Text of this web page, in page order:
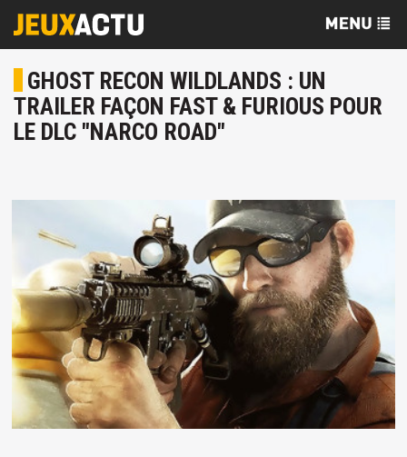
GHOST RECON WILDLANDS : UN
TRAILER FAÇON FAST & FURIOUS POUR
LE DLC "NARCO ROAD"